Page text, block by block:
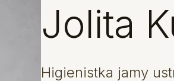
Jolita
Higienistka jamy